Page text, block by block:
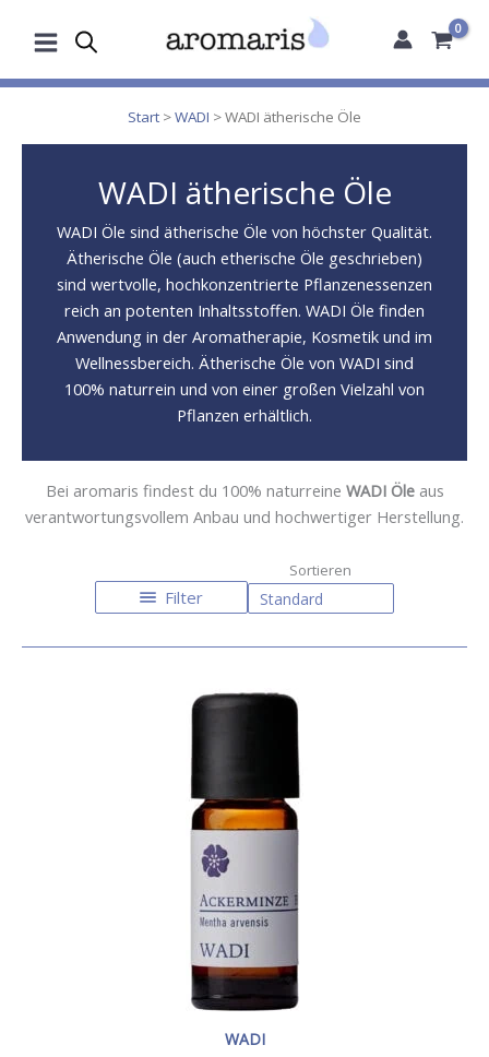
Inhalt
Start >WADI > WADI ätherische Öle
WADI ätherische Öle
WADI Öle sind ätherische Öle von höchster Qualität.
Ätherische Öle (auch etherische Öle geschrieben)
sind wertvolle, hochkonzentrierte Pflanzenessenzen
reich an potenten Inhaltsstoffen. WADI Öle finden
Anwendung in der Aromatherapie, Kosmetik und im
Wellnessbereich. Ätherische Öle von WADI sind
100% naturrein und von einer großen Vielzahl von
Pflanzen erhältlich.
Bei aromaris findest du 100% naturreine WADI Öleaus
verantwortungsvollem Anbau und hochwertiger Herstellung.
Filter
WADI